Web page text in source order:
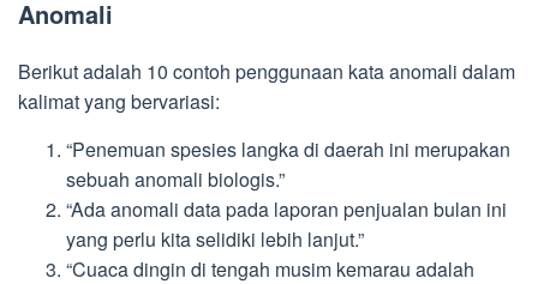
Anomali
Berikut adalah 10 contoh penggunaan kata anomali dalam
kalimat yang bervariasi:
“Penemuan spesies langka di daerah ini merupakan
sebuah anomali biologis.”
“Ada anomali data pada laporan penjualan bulan ini
yang perlu kita selidiki lebih lanjut.”
“Cuaca dingin di tengah musim kemarau adalah